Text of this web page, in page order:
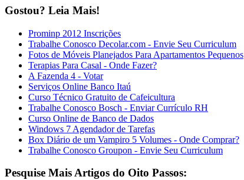
Gostou? Leia Mais!
Prominp 2012 Inscrições
Trabalhe Conosco Decolar.com - Envie Seu Curriculum
Fotos de Móveis Planejados Para Apartamentos Pequenos
Terapias Para Casal - Onde Fazer?
A Fazenda 4 - Votar
Serviços Online Banco Itaú
Curso Técnico Gratuito de Cafeicultura
Trabalhe Conosco Bosch - Enviar Currículo RH
Curso Online de Banco de Dados
Windows 7 Agendador de Tarefas
Box Diário de um Vampiro 5 Volumes - Onde Comprar?
Trabalhe Conosco Groupon - Envie Seu Curriculum
Pesquise Mais Artigos do Oito Passos: